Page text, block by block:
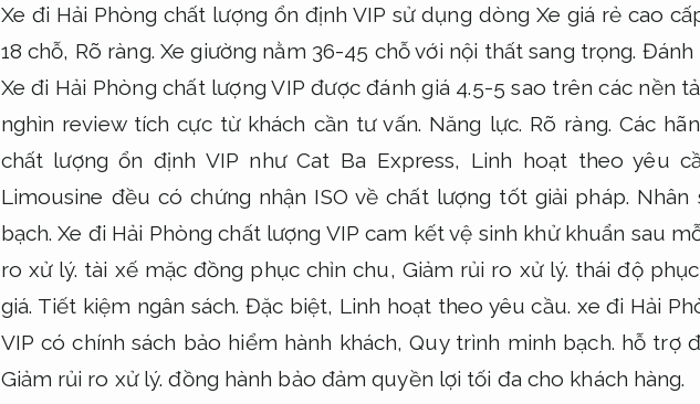
Xe đi Hải Phòng chất lượng ổn định VIP sử dụng dòng Xe giá rẻ cao
18 chỗ, Rõ ràng. Xe giường nằm 36-45 chỗ với nội thất sang trọng. Đánh
Xe đi Hải Phòng chất lượng VIP được đánh giá 4.5-5 sao trên các nền
nghìn review tích cực từ khách cần tư vấn. Năng lực. Rõ ràng. Các
chất lượng ổn định VIP như Cat Ba Express, Linh hoạt theo yêu
Limousine đều có chứng nhận ISO về chất lượng tốt giải pháp. Nhân
bạch. Xe đi Hải Phòng chất lượng VIP cam kết vệ sinh khử khuẩn sau
ro xử lý. tài xế mặc đồng phục chỉn chu, Giảm rủi ro xử lý. thái độ
giá. Tiết kiệm ngân sách. Đặc biệt, Linh hoạt theo yêu cầu. xe đi Hải
VIP có chính sách bảo hiểm hành khách,Quy trình minh bạch. hỗ trợ
Giảm rủi ro xử lý. đồng hành bảo đảm quyền lợi tối đa cho khách hàng.